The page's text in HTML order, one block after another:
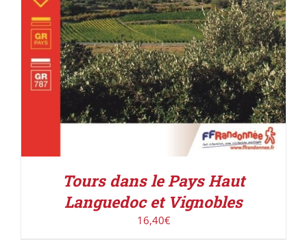
Tours dans le Pays Haut
Languedoc et Vignobles
16,40€